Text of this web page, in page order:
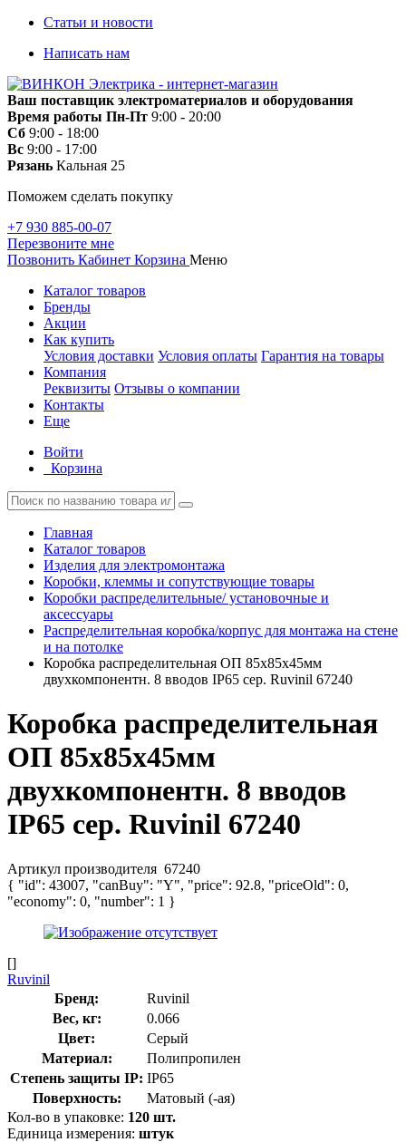
Статьи и новости
Написать нам
Ваш поставщик электроматериалов и оборудования
Время работы Пн-Пт 9:00 - 20:00
Сб 9:00 - 18:00
Вс 9:00 - 17:00
Рязань Кальная 25
Поможем сделать покупку
+7 930 885-00-07
Перезвоните мне
Позвонить Кабинет Корзина Меню
Каталог товаров
Бренды
Акции
Как купить
Условия доставки Условия оплаты Гарантия на товары
Компания
Реквизиты Отзывы о компании
Контакты
Еще
Войти
Корзина
Главная
Каталог товаров
Изделия для электромонтажа
Коробки, клеммы и сопутствующие товары
Коробки распределительные/ установочные и
аксессуары
Распределительная коробка/корпус для монтажа на стене
и на потолке
Коробка распределительная ОП 85х85х45мм
двухкомпонентн. 8 вводов IP65 сер. Ruvinil 67240
Коробка распределительная
ОП 85х85х45мм
двухкомпонентн. 8 вводов
IP65 сер. Ruvinil 67240
Артикул производителя 67240
{ "id": 43007, "canBuy": "Y", "price": 92.8, "priceOld": 0,
"economy": 0, "number": 1 }
[]
Ruvinil
Бренд:
Ruvinil
Вес, кг:
0.066
Цвет:
Серый
Материал:
Полипропилен
Степень защиты IP: IP65
Поверхность:
Матовый (-ая)
Кол-во в упаковке: 120 шт.
Единица измерения: штук